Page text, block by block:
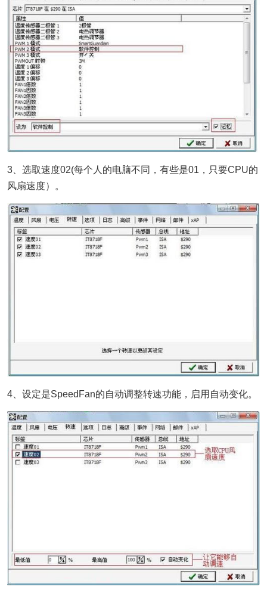
3、选取速度02(每个人的电脑不同，有些是01，只要CPU的
风扇速度）。
4、设定是SpeedFan的自动调整转速功能，启用自动变化。